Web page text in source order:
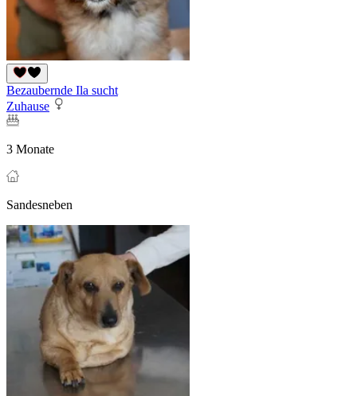
Bezaubernde Ila sucht
Zuhause
3 Monate
Sandesneben